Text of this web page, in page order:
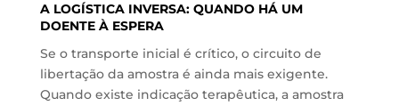
A LOGÍSTICA INVERSA: QUANDO HÁ UM
DOENTE À ESPERA
Se o transporte inicial é crítico, o circuito de
libertação da amostra é ainda mais exigente.
Quando existe indicação terapêutica, a amostra